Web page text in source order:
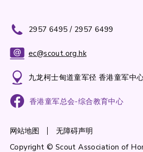
2957 6495 / 2957 6499
ec@scout.org.hk
九龙柯士甸道童军径 香港童军中
香港童军总会-综合教育中心
网站地图
无障碍声明
Copyright © Scout Association of